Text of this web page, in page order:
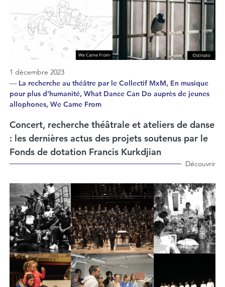
1 décembre 2023
— La recherche au théâtre par le Collectif MxM, En musique
pour plus d’humanité, What Dance Can Do auprès de jeunes
allophones, We Came From
Concert, recherche théâtrale et ateliers de danse
: les dernières actus des projets soutenus par le
Fonds de dotation Francis Kurkdjian
Découvrir